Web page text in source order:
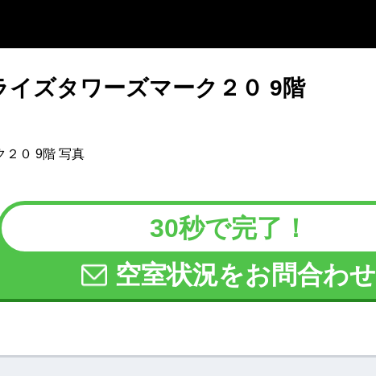
イズタワーズマーク２０ 9階
30秒で完了！
空室状況をお問合わせ